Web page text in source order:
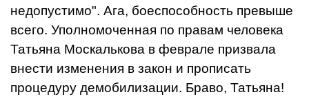
недопустимо". Ага, боеспособность превыше
всего. Уполномоченная по правам человека
Татьяна Москалькова в феврале призвала
внести изменения в закон и прописать
процедуру демобилизации. Браво, Татьяна!